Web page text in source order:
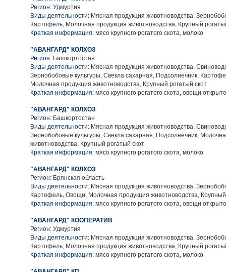
Регион: Удмуртия
Виды деятельности: Мясная продукция животноводства,
Картофель, Молочная продукция животноводства, Крупный
Краткая информация: мясо крупного рогатого скота, молоко
"АВАНГАРД" КОЛХОЗ
Регион: Башкортостан
Виды деятельности: Мясная продукция животноводства,
Зернобобовые культуры, Свекла сахарная, Подсолнечник,
Молочная продукция животноводства, Крупный рогатый скот
Краткая информация: мясо крупного рогатого скота, овощи
"АВАНГАРД" КОЛХОЗ
Регион: Башкортостан
Виды деятельности: Мясная продукция животноводства,
Зернобобовые культуры, Свекла сахарная, Подсолнечник,
животноводства, Крупный рогатый скот
Краткая информация: мясо крупного рогатого скота, молоко
"АВАНГАРД" КОЛХОЗ
Регион: Брянская область
Виды деятельности: Мясная продукция животноводства,
Картофель, Овощи, Молочная продукция животноводства, Крупный
Краткая информация: мясо крупного рогатого скота, овощи
"АВАНГАРД" КООПЕРАТИВ
Регион: Удмуртия
Виды деятельности: Мясная продукция животноводства,
Картофель, Молочная продукция животноводства, Крупный
Краткая информация: мясо крупного рогатого скота, молоко